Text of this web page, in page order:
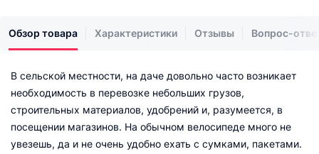
Обзор товара Характеристики Отзывы Вопрос-
В сельской местности, на даче довольно часто возникает
необходимость в перевозке небольших грузов,
строительных материалов, удобрений и, разумеется, в
посещении магазинов. На обычном велосипеде много не
увезешь, да и не очень удобно ехать с сумками, пакетами.